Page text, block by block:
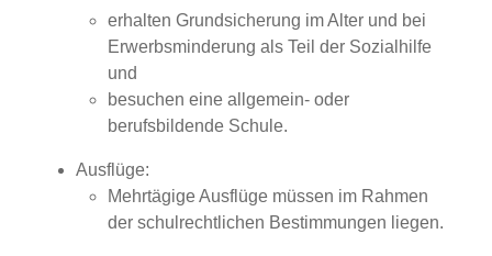
erhalten Grundsicherung im Alter und bei
Erwerbsminderung als Teil der Sozialhilfe
und
besuchen eine allgemein- oder
berufsbildende Schule.
Ausflüge:
Mehrtägige Ausflüge müssen im Rahmen
der schulrechtlichen Bestimmungen liegen.